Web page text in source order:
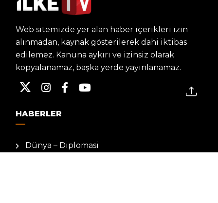
Web sitemizde yer alan haber içerikleri izin
alınmadan, kaynak gösterilerek dahi iktibas
edilemez. Kanuna aykırı ve izinsiz olarak
kopyalanamaz, başka yerde yayınlanamaz.
HABERLER
Dünya – Diplomasi